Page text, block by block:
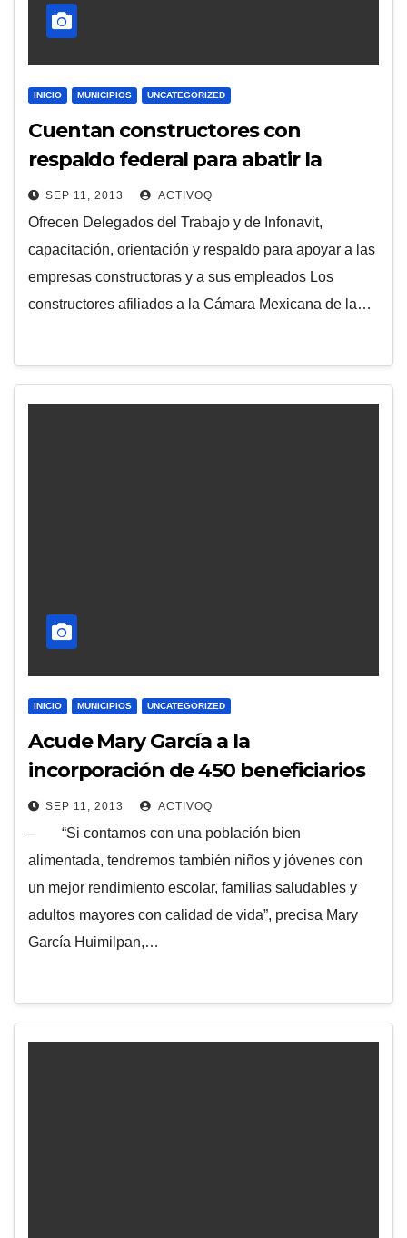
INICIO MUNICIPIOS UNCATEGORIZED
Cuentan constructores con
respaldo federal para abatir la
informalidad
SEP 11, 2013 ACTIVOQ
Ofrecen Delegados del Trabajo y de Infonavit,
capacitación, orientación y respaldo para apoyar a las
empresas constructoras y a sus empleados Los
constructores afiliados a la Cámara Mexicana de la…
INICIO MUNICIPIOS UNCATEGORIZED
Acude Mary García a la
incorporación de 450 beneficiarios
de Liconsa
SEP 11, 2013 ACTIVOQ
– “Si contamos con una población bien
alimentada, tendremos también niños y jóvenes con
un mejor rendimiento escolar, familias saludables y
adultos mayores con calidad de vida”, precisa Mary
García Huimilpan,…